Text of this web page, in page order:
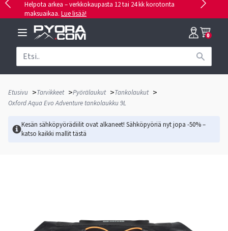
Helpota arkea – verkkokaupasta 12 tai 24 kk korotonta
maksuaikaa. Lue lisää!
0
Etusivu >Tarvikkeet >Pyörälaukut >Tankolaukut >
Oxford Aqua Evo Adventure tankolaukku 9L
Kesän sähköpyörädiilit ovat alkaneet! Sähköpyöriä nyt jopa -50% –
katso kaikki mallittästä